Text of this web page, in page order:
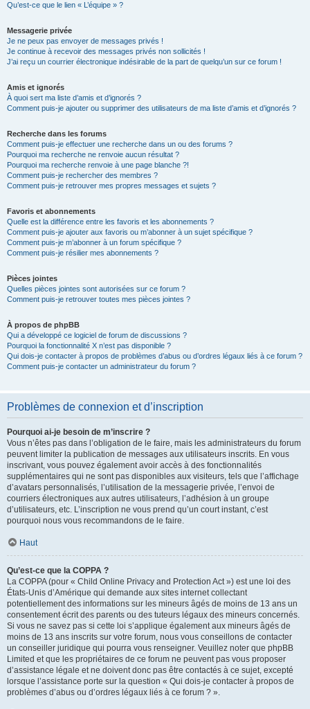
Qu’est-ce que le lien « L’équipe » ?
Messagerie privée
Je ne peux pas envoyer de messages privés !
Je continue à recevoir des messages privés non sollicités !
J’ai reçu un courrier électronique indésirable de la part de quelqu’un sur ce forum !
Amis et ignorés
À quoi sert ma liste d’amis et d’ignorés ?
Comment puis-je ajouter ou supprimer des utilisateurs de ma liste d’amis et d’ignorés ?
Recherche dans les forums
Comment puis-je effectuer une recherche dans un ou des forums ?
Pourquoi ma recherche ne renvoie aucun résultat ?
Pourquoi ma recherche renvoie à une page blanche ?!
Comment puis-je rechercher des membres ?
Comment puis-je retrouver mes propres messages et sujets ?
Favoris et abonnements
Quelle est la différence entre les favoris et les abonnements ?
Comment puis-je ajouter aux favoris ou m’abonner à un sujet spécifique ?
Comment puis-je m’abonner à un forum spécifique ?
Comment puis-je résilier mes abonnements ?
Pièces jointes
Quelles pièces jointes sont autorisées sur ce forum ?
Comment puis-je retrouver toutes mes pièces jointes ?
À propos de phpBB
Qui a développé ce logiciel de forum de discussions ?
Pourquoi la fonctionnalité X n’est pas disponible ?
Qui dois-je contacter à propos de problèmes d’abus ou d’ordres légaux liés à ce forum ?
Comment puis-je contacter un administrateur du forum ?
Problèmes de connexion et d’inscription
Pourquoi ai-je besoin de m’inscrire ?
Vous n’êtes pas dans l’obligation de le faire, mais les administrateurs du forum
peuvent limiter la publication de messages aux utilisateurs inscrits. En vous
inscrivant, vous pouvez également avoir accès à des fonctionnalités
supplémentaires qui ne sont pas disponibles aux visiteurs, tels que l’affichage
d’avatars personnalisés, l’utilisation de la messagerie privée, l’envoi de
courriers électroniques aux autres utilisateurs, l’adhésion à un groupe
d’utilisateurs, etc. L’inscription ne vous prend qu’un court instant, c’est
pourquoi nous vous recommandons de le faire.
Haut
Qu’est-ce que la COPPA ?
La COPPA (pour « Child Online Privacy and Protection Act ») est une loi des
États-Unis d’Amérique qui demande aux sites internet collectant
potentiellement des informations sur les mineurs âgés de moins de 13 ans un
consentement écrit des parents ou des tuteurs légaux des mineurs concernés.
Si vous ne savez pas si cette loi s’applique également aux mineurs âgés de
moins de 13 ans inscrits sur votre forum, nous vous conseillons de contacter
un conseiller juridique qui pourra vous renseigner. Veuillez noter que phpBB
Limited et que les propriétaires de ce forum ne peuvent pas vous proposer
d’assistance légale et ne doivent donc pas être contactés à ce sujet, excepté
lorsque l’assistance porte sur la question « Qui dois-je contacter à propos de
problèmes d’abus ou d’ordres légaux liés à ce forum ? ».